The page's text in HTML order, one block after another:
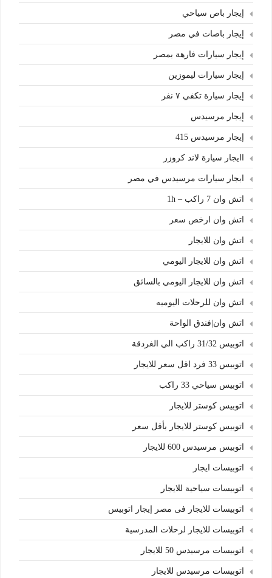
إيجار باص سياحي
إيجار باصات في مصر
إيجار سيارات فارهة بمصر
إيجار سيارات ليموزين
إيجار سيارة تكفي ٧ نفر
إيجار مرسيدس
إيجار مرسيدس 415
اايجار سيارة لاند كروزر
ابجار سيارات مرسيدس في مصر
اتش وان 7 راكب – 1h
اتش وان ارخص سعر
اتش وان للايجار
اتش وان للايجار اليومي
اتش وان للايجار اليومي بالسائق
اتش وان للرحلات اليوميه
اتش وان|فندق الواحة
اتوبيس 31/32 راكب الي الغردقة
اتوبيس 33 فرد اقل سعر للايجار
اتوبيس سياحي 33 راكب
اتوبيس كوستر للايجار
اتوبيس كوستر للايجار بأقل سعر
اتوبيس مرسيدس 600 للايجار
اتوبيسات ايجار
اتوبيسات سياحية للايجار
اتوبيسات للايجار فى مصر إيجار اتوبيس
اتوبيسات للايجار لرحلات المدرسية
اتوبيسات مرسيدس 50 للايجار
اتوبيسات مرسيدس للايجار